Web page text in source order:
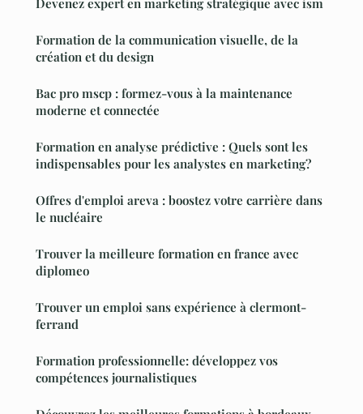
Formation de la communication visuelle, de la
création et du design
Bac pro mscp : formez-vous à la maintenance
moderne et connectée
Formation en analyse prédictive : Quels sont les
indispensables pour les analystes en marketing?
Offres d'emploi areva : boostez votre carrière dans
le nucléaire
Trouver la meilleure formation en france avec
diplomeo
Trouver un emploi sans expérience à clermont-
ferrand
Formation professionnelle: développez vos
compétences journalistiques